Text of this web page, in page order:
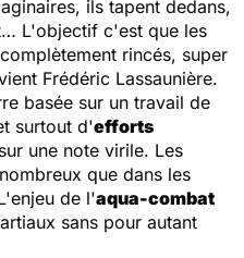
ils tapent dedans,
L'objectif c'est que les
rincés, super
Frédéric Lassaunière.
basée sur un travail de
surtout d'efforts
une note virile. Les
que dans les
de l'aqua-combat
sans pour autant